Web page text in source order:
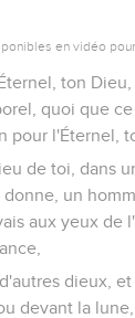
en vidéo pour
ton
quoi que
pour l'Éternel,
de toi, dans
un
aux yeux de
dieux, et
devant la